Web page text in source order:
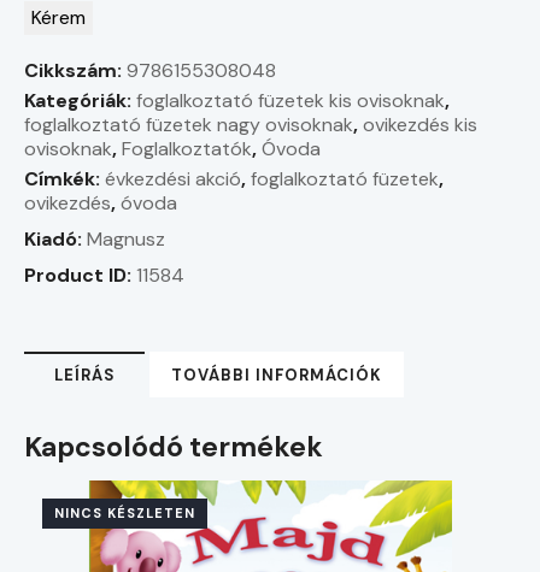
Kérem
Cikkszám: 9786155308048
Kategóriák: foglalkoztató füzetek kis ovisoknak,
foglalkoztató füzetek nagy ovisoknak,ovikezdés kis
ovisoknak,Foglalkoztatók,Óvoda
Címkék: évkezdési akció,foglalkoztató füzetek,
ovikezdés,óvoda
Kiadó: Magnusz
Product ID: 11584
LEÍRÁS TOVÁBBI INFORMÁCIÓK
Kapcsolódó termékek
NINCS KÉSZLETEN